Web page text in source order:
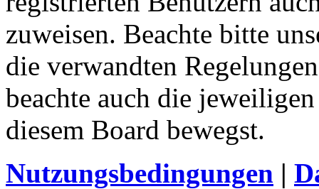
zuweisen. Beachte bitte
die verwandten
beachte auch die
diesem Board bewegst.
Nutzungsbedingungen |